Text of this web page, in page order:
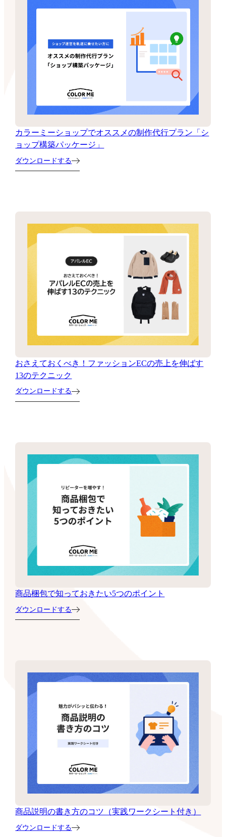
カラーミーショップでオススメの制作代行プラン「シ
ョップ構築パッケージ」
ダウンロードする
おさえておくべき！ファッションECの売上を伸ばす
13のテクニック
ダウンロードする
商品梱包で知っておきたい5つのポイント
ダウンロードする
商品説明の書き方のコツ（実践ワークシート付き）
ダウンロードする